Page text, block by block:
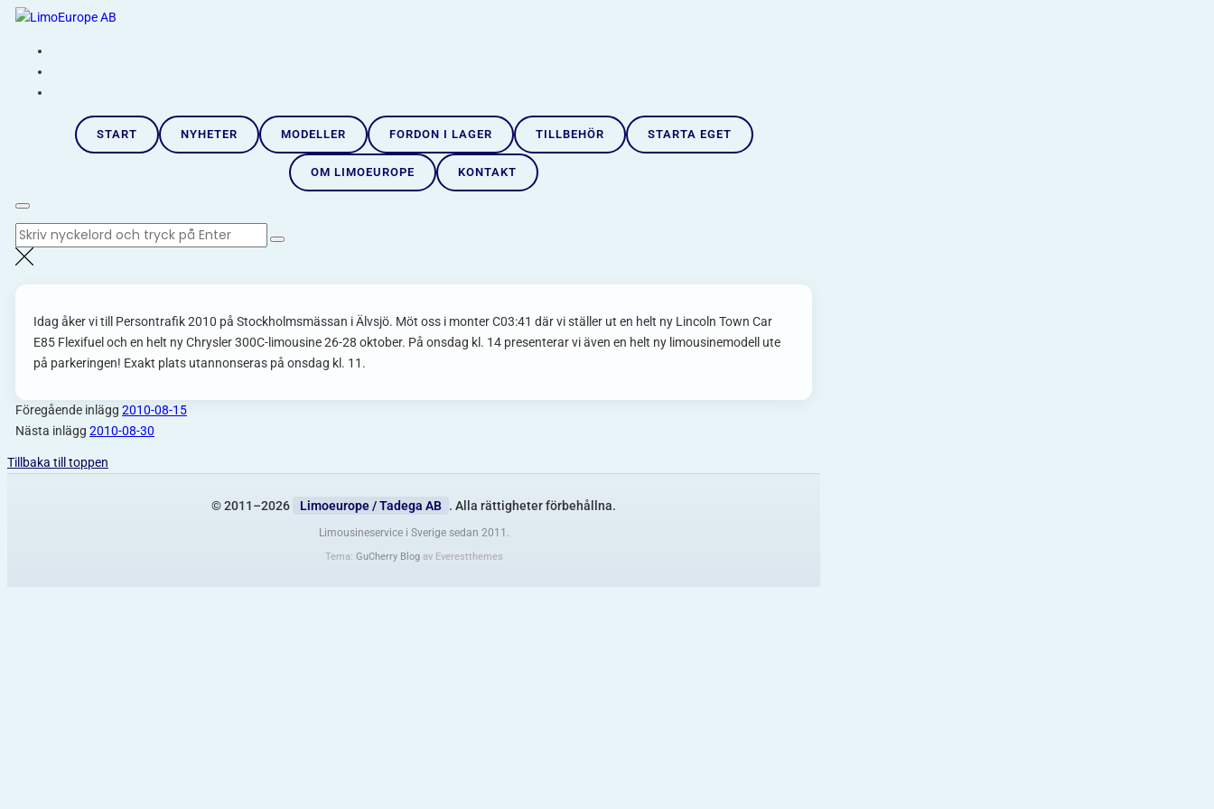
Hoppa
innehåll
Skandinaviens största limousineimportör |
START NYHETER MODELLER FORDON I LAGER TILLBEHÖR STARTA EGET
OM LIMOEUROPE KONTAKT
Sök
efter:
Idag åker vi till Persontrafik 2010 på Stockholmsmässan i Älvsjö. Möt oss i monter C03:41 där vi ställer ut en helt ny Lincoln Town Car
E85 Flexifuel och en helt ny Chrysler 300C-limousine 26-28 oktober. På onsdag kl. 14 presenterar vi även en helt ny limousinemodell ute
på parkeringen! Exakt plats utannonseras på onsdag kl. 11.
Föregående inlägg 2010-08-15
Nästa inlägg 2010-08-30
Tillbaka till toppen
© 2011–2026 Limoeurope / Tadega AB . Alla rättigheter förbehållna.
Limousineservice i Sverige sedan 2011.
Tema: GuCherry Blogav Everestthemes